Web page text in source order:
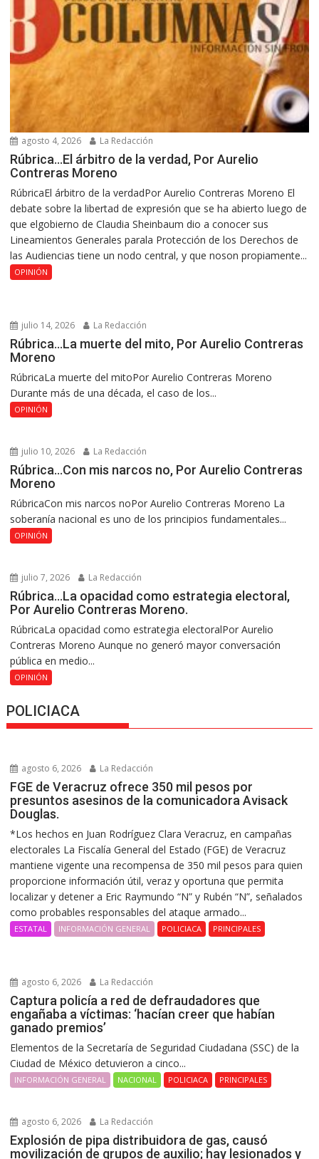
agosto 4, 2026 La Redacción
Rúbrica…El árbitro de la verdad, Por Aurelio
Contreras Moreno
RúbricaEl árbitro de la verdadPor Aurelio Contreras Moreno El
debate sobre la libertad de expresión que se ha abierto luego de
que elgobierno de Claudia Sheinbaum dio a conocer sus
Lineamientos Generales parala Protección de los Derechos de
las Audiencias tiene un nodo central, y que noson propiamente...
OPINIÓN
julio 14, 2026 La Redacción
Rúbrica…La muerte del mito, Por Aurelio Contreras
Moreno
RúbricaLa muerte del mitoPor Aurelio Contreras Moreno
Durante más de una década, el caso de los...
OPINIÓN
julio 10, 2026 La Redacción
Rúbrica…Con mis narcos no, Por Aurelio Contreras
Moreno
RúbricaCon mis narcos noPor Aurelio Contreras Moreno La
soberanía nacional es uno de los principios fundamentales...
OPINIÓN
julio 7, 2026 La Redacción
Rúbrica…La opacidad como estrategia electoral,
Por Aurelio Contreras Moreno.
RúbricaLa opacidad como estrategia electoralPor Aurelio
Contreras Moreno Aunque no generó mayor conversación
pública en medio...
OPINIÓN
POLICIACA
agosto 6, 2026 La Redacción
FGE de Veracruz ofrece 350 mil pesos por
presuntos asesinos de la comunicadora Avisack
Douglas.
*Los hechos en Juan Rodríguez Clara Veracruz, en campañas
electorales La Fiscalía General del Estado (FGE) de Veracruz
mantiene vigente una recompensa de 350 mil pesos para quien
proporcione información útil, veraz y oportuna que permita
localizar y detener a Eric Raymundo “N” y Rubén “N”, señalados
como probables responsables del ataque armado...
ESTATAL INFORMACIÓN GENERAL POLICIACA PRINCIPALES
agosto 6, 2026 La Redacción
Captura policía a red de defraudadores que
engañaba a víctimas: ‘hacían creer que habían
ganado premios’
Elementos de la Secretaría de Seguridad Ciudadana (SSC) de la
Ciudad de México detuvieron a cinco...
INFORMACIÓN GENERAL NACIONAL POLICIACA PRINCIPALES
agosto 6, 2026 La Redacción
Explosión de pipa distribuidora de gas, causó
movilización de grupos de auxilio; hay lesionados y